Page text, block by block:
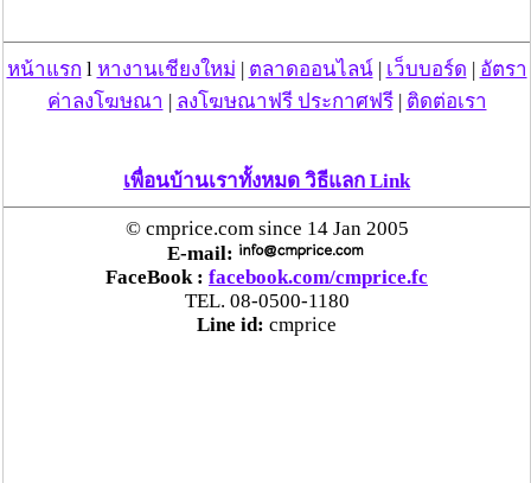
“ตรีนุช” เปิดตัวระบบ “e-WorkPermit” ลงทะเบียน
คพ. เผยผลตรวจคุณภาพน้ำแม่น้ำกก-แม่น้ำสาย-
แม่น้ำรวก-แม่น้ำโขง พื้นที่เชียงใหม่-เชียงราย ครั้งที่
8 “พบสารหนูสูงเกินค่ามาตรฐาน“
ไทยยังน่าลงทุน หลังพบต่างชาติเชื่อมั่นลงทุนครึ่งปี
หน้าแรก l หางานเชียงใหม่ ตลาดออนไลน์| เว็บบอร์ด
อัตรา
ค่าลงโฆษณา
ลงโฆษณาฟรี ประกาศฟรี| ติดต่อเรา
เพื่อนบ้านเราทั้งหมด วิธีแลก Link
© cmprice.com since 14 Jan 2005
E-mail:
FaceBook : facebook.com/cmprice.fc
TEL. 08-0500-1180
Line id: cmprice